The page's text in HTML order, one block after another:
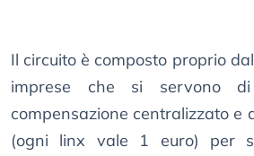
Il circuito è composto proprio
imprese che si servono
compensazione centralizzato e
(ogni linx vale 1 euro) per